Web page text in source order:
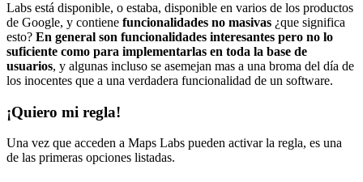
Labs está disponible, o estaba, disponible en varios de los productos
de Google, y contiene funcionalidades no masivas ¿que significa
esto? En general son funcionalidades interesantes pero no lo
suficiente como para implementarlas en toda la base de
usuarios, y algunas incluso se asemejan mas a una broma del día de
los inocentes que a una verdadera funcionalidad de un software.
¡Quiero mi regla!
Una vez que acceden a Maps Labs pueden activar la regla, es una
de las primeras opciones listadas.